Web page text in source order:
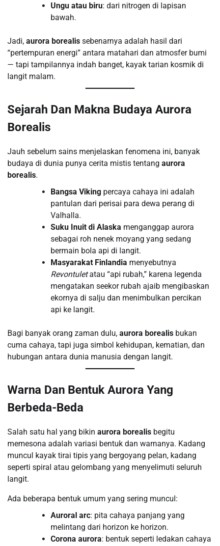
Ungu atau biru: dari nitrogen di lapisan
bawah.
Jadi, aurora borealis sebenarnya adalah hasil dari
“pertempuran energi” antara matahari dan atmosfer bumi
— tapi tampilannya indah banget, kayak tarian kosmik di
langit malam.
Sejarah Dan Makna Budaya Aurora
Borealis
Jauh sebelum sains menjelaskan fenomena ini, banyak
budaya di dunia punya cerita mistis tentang aurora
borealis.
Bangsa Viking percaya cahaya ini adalah
pantulan dari perisai para dewa perang di
Valhalla.
Suku Inuit di Alaska menganggap aurora
sebagai roh nenek moyang yang sedang
bermain bola api di langit.
Masyarakat Finlandia menyebutnya
Revontuletatau “api rubah,” karena legenda
mengatakan seekor rubah ajaib mengibaskan
ekornya di salju dan menimbulkan percikan
api ke langit.
Bagi banyak orang zaman dulu, aurora borealis bukan
cuma cahaya, tapi juga simbol kehidupan, kematian, dan
hubungan antara dunia manusia dengan langit.
Warna Dan Bentuk Aurora Yang
Berbeda-Beda
Salah satu hal yang bikin aurora borealis begitu
memesona adalah variasi bentuk dan warnanya. Kadang
muncul kayak tirai tipis yang bergoyang pelan, kadang
seperti spiral atau gelombang yang menyelimuti seluruh
langit.
Ada beberapa bentuk umum yang sering muncul:
Auroral arc: pita cahaya panjang yang
melintang dari horizon ke horizon.
Corona aurora: bentuk seperti ledakan cahaya